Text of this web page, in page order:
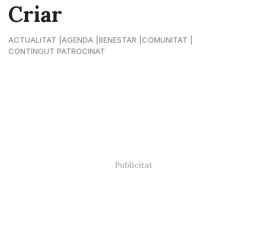
Criar
ACTUALITAT AGENDA BENESTAR
COMUNITAT
CONTINGUT PATROCINAT